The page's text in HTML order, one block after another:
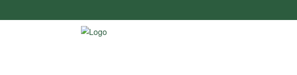
überspringen